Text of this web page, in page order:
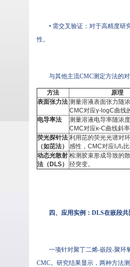
• 需交叉验证：对于高精度研
性。
与其他主流CMC测定方法的
方法
原理
表面张力法 测量溶液表面张力随
CMC对应γ-logC曲线
电导率法
测量溶液电导率随浓
CMC对应κ-C曲线斜
荧光探针法
（如芘法）
利用芘的荧光光谱对
感性，CMC对应I₁/I₃
动态光散射
法（DLS）
检测胶束形成导致的
径突变。
四、应用实例：DLS在嵌段
一项针对聚丁二烯-嵌段-聚环
CMC。研究结果显示，两种方法